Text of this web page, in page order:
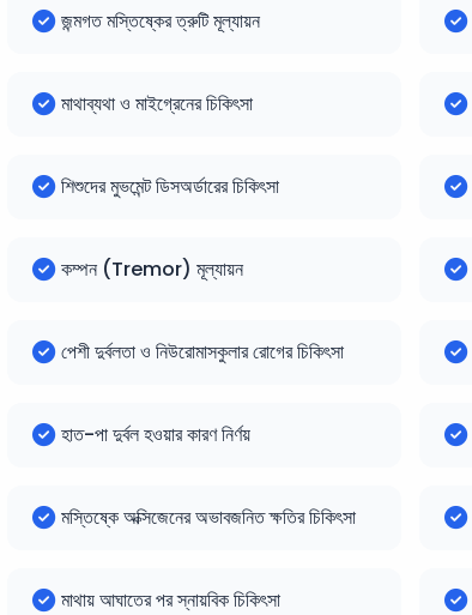
জন্মগত মস্তিষ্কের ত্রুটি মূল্যায়ন
মাথাব্যথা ও মাইগ্রেনের চিকিৎসা
শিশুদের মুভমেন্ট ডিসঅর্ডারের চিকিৎসা
কম্পন (Tremor) মূল্যায়ন
পেশী দুর্বলতা ও নিউরোমাসকুলার রোগের চিকিৎসা
হাত-পা দুর্বল হওয়ার কারণ নির্ণয়
মস্তিষ্কে অক্সিজেনের অভাবজনিত ক্ষতির চিকিৎসা
মাথায় আঘাতের পর স্নায়বিক চিকিৎসা